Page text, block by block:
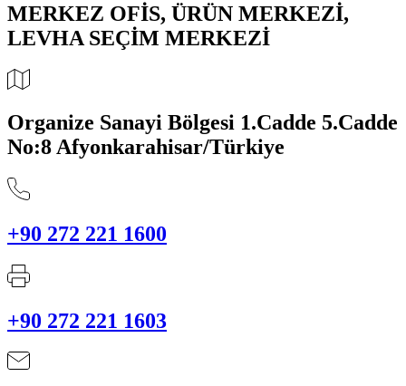
MERKEZ OFİS, ÜRÜN MERKEZİ,
LEVHA SEÇİM MERKEZİ
Organize Sanayi Bölgesi 1.Cadde 5.Cadde
No:8 Afyonkarahisar/Türkiye
+90 272 221 1600
+90 272 221 1603